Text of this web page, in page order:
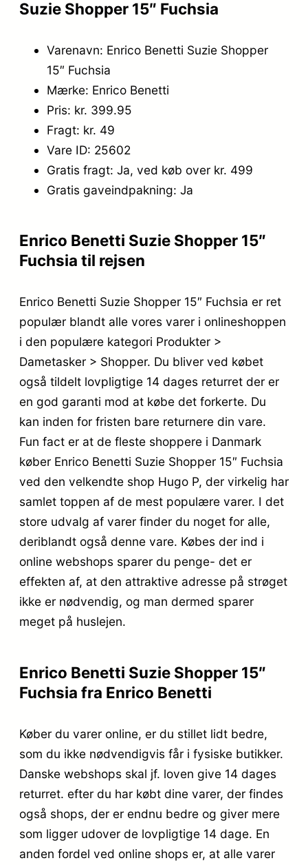
Suzie Shopper 15″ Fuchsia
Varenavn: Enrico Benetti Suzie Shopper
15″ Fuchsia
Mærke: Enrico Benetti
Pris: kr. 399.95
Fragt: kr. 49
Vare ID: 25602
Gratis fragt: Ja, ved køb over kr. 499
Gratis gaveindpakning: Ja
Enrico Benetti Suzie Shopper 15″
Fuchsia til rejsen
Enrico Benetti Suzie Shopper 15″ Fuchsia er ret
populær blandt alle vores varer i onlineshoppen
i den populære kategori Produkter >
Dametasker > Shopper. Du bliver ved købet
også tildelt lovpligtige 14 dages returret der er
en god garanti mod at købe det forkerte. Du
kan inden for fristen bare returnere din vare.
Fun fact er at de fleste shoppere i Danmark
køber Enrico Benetti Suzie Shopper 15″ Fuchsia
ved den velkendte shop Hugo P, der virkelig har
samlet toppen af de mest populære varer. I det
store udvalg af varer finder du noget for alle,
deriblandt også denne vare. Købes der ind i
online webshops sparer du penge- det er
effekten af, at den attraktive adresse på strøget
ikke er nødvendig, og man dermed sparer
meget på huslejen.
Enrico Benetti Suzie Shopper 15″
Fuchsia fra Enrico Benetti
Køber du varer online, er du stillet lidt bedre,
som du ikke nødvendigvis får i fysiske butikker.
Danske webshops skal jf. loven give 14 dages
returret. efter du har købt dine varer, der findes
også shops, der er endnu bedre og giver mere
som ligger udover de lovpligtige 14 dage. En
anden fordel ved online shops er, at alle varer